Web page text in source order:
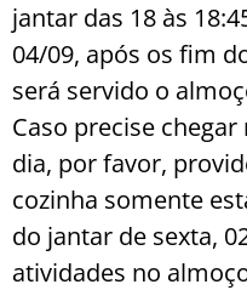
jantar das 18 às
04/09, após os fim
será servido o
Caso precise
dia, por favor,
cozinha somente
do jantar de sexta,
atividades no